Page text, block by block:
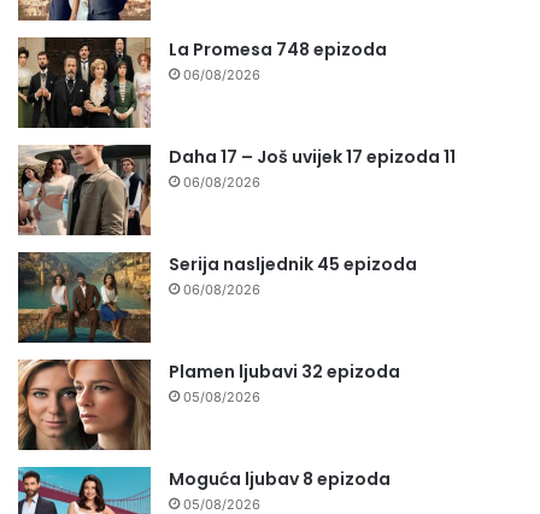
La Promesa 748 epizoda
06/08/2026
Daha 17 – Još uvijek 17 epizoda 11
06/08/2026
Serija nasljednik 45 epizoda
06/08/2026
Plamen ljubavi 32 epizoda
05/08/2026
Moguća ljubav 8 epizoda
05/08/2026